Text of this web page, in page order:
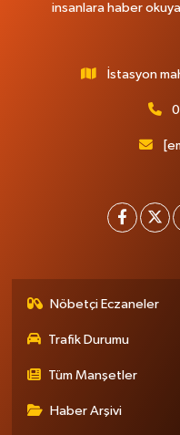
insanlara haber
İstasyon
Nöbetçi Eczaneler
Trafik Durumu
Tüm Manşetler
Haber Arşivi